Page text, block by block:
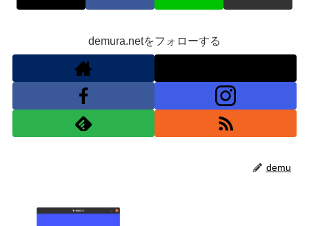
demura.netをフォローする
demu